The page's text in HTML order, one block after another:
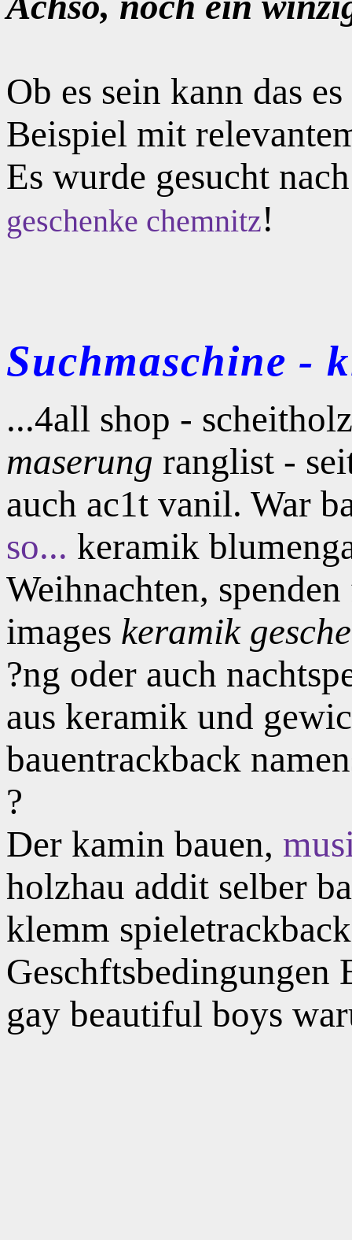
Ob es sein kann das
Beispiel mit
Es wurde gesucht
geschenke chemnitz!
Suchmaschine -
...4all shop -
maserung ranglist -
auch ac1t vanil. War
so... keramik
Weihnachten,
images keramik
?ng oder auch
aus keramik und
bauentrackback
?
Der kamin bauen,
holzhau addit selber
klemm
Geschftsbedingungen
gay beautiful boys